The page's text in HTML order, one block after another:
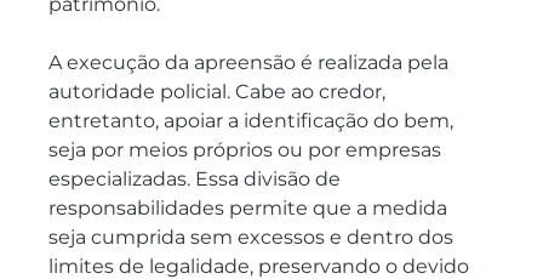
A execução da apreensão é realizada pela
autoridade policial. Cabe ao credor,
entretanto, apoiar a identificação do bem,
seja por meios próprios ou por empresas
especializadas. Essa divisão de
responsabilidades permite que a medida
seja cumprida sem excessos e dentro dos
limites de legalidade, preservando o devido